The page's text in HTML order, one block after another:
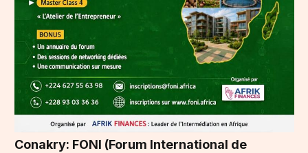
Conakry: FONI (Forum International de